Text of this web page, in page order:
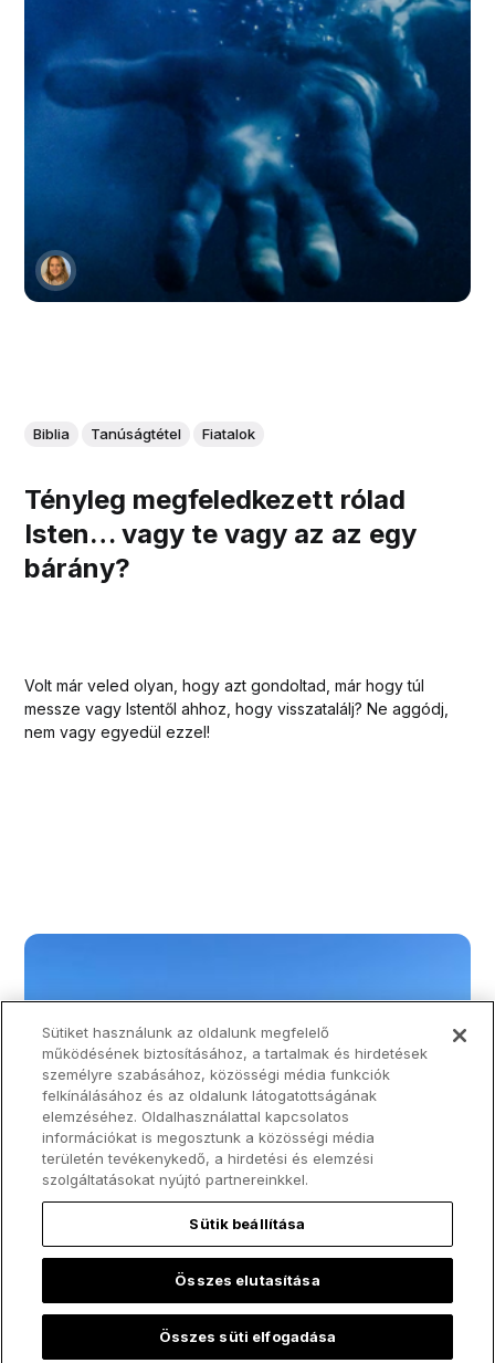
Biblia Tanúságtétel Fiatalok
Tényleg megfeledkezett rólad
Isten… vagy te vagy az az egy
bárány?
Volt már veled olyan, hogy azt gondoltad, már hogy túl
messze vagy Istentől ahhoz, hogy visszatalálj? Ne aggódj,
nem vagy egyedül ezzel!
Sütiket használunk az oldalunk megfelelő
működésének biztosításához, a tartalmak és hirdetések
személyre szabásához, közösségi média funkciók
felkínálásához és az oldalunk látogatottságának
elemzéséhez. Oldalhasználattal kapcsolatos
információkat is megosztunk a közösségi média
területén tevékenykedő, a hirdetési és elemzési
szolgáltatásokat nyújtó partnereinkkel.
Sütik beállítása
Összes elutasítása
Összes süti elfogadása